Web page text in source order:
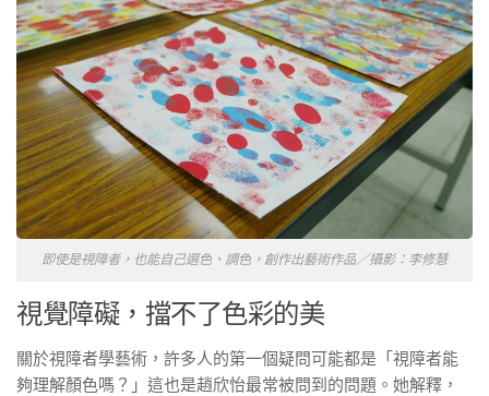
即使是視障者，也能自己選色、調色，創作出藝術作品／攝影：李修慧
視覺障礙，擋不了色彩的美
關於視障者學藝術，許多人的第一個疑問可能都是「視障者能
夠理解顏色嗎？」這也是趙欣怡最常被問到的問題。她解釋，